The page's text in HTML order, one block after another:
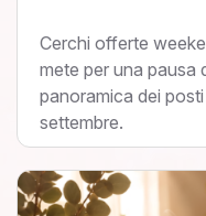
Cerchi offerte
mete per una pausa
panoramica dei
settembre.